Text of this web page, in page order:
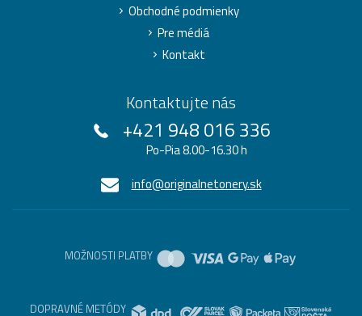
Obchodné podmienky
Pre médiá
Kontakt
Kontaktujte nás
+421 948 016 336
Po-Pia 8.00-16.30 h
info@originalnetonery.sk
MOŽNOSTI PLATBY
DOPRAVNÉ METÓDY